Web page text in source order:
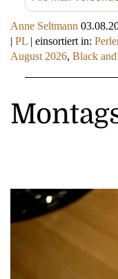
Anne Seltmann
PL einsortiert in:
August 2026, Black